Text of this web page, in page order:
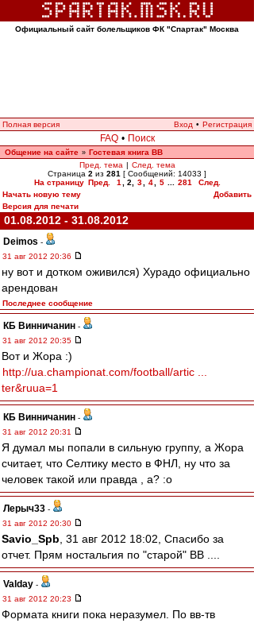
Официальный сайт болельщиков ФК "Спартак" Москва
Полная версия Вход • Регистрация
FAQ • Поиск
Общение на сайте » Гостевая книга ВВ
Пред. тема | След. тема
Страница 2 из 281 [ Сообщений: 14033 ]
На страницу Пред. 1 2 3 4 5 281
След.
Начать новую тему
Добавить
Версия для печати
01.08.2012 - 31.08.2012
Deimos -
31 авг 2012 20:36
ну вот и дотком оживился) Хурадо официально
арендован
Последнее сообщение
КБ Винничанин -
31 авг 2012 20:35
Вот и Жора :)
http://ua.championat.com/football/artic ...
ter&ruua=1
КБ Винничанин -
31 авг 2012 20:31
Я думал мы попали в сильную группу, а Жора
считает, что Селтику место в ФНЛ, ну что за
человек такой или правда , а? :o
Лерыч33 -
31 авг 2012 20:30
Savio_Spb , 31 авг 2012 18:02, Спасибо за
отчет. Прям ностальгия по "старой" ВВ ....
Valday -
31 авг 2012 20:23
Формата книги пока неразумел. По вв-тв